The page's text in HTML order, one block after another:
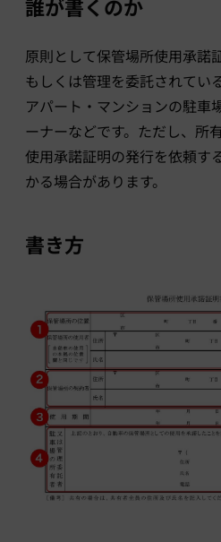
誰が書くのか
原則として保管場所使用承諾
もしくは管理を委託されてい
アパート・マンションの駐車
ーナーなどです。ただし、所
使用承諾証明の発行を依頼す
かる場合があります。
書き方